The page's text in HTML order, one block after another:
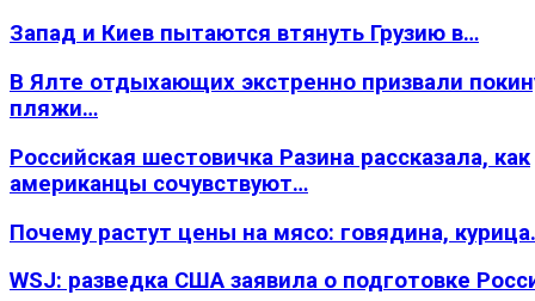
Запад и Киев пытаются втянуть Грузию в…
В Ялте отдыхающих экстренно призвали
пляжи…
Российская шестовичка Разина рассказала, как
американцы сочувствуют…
Почему растут цены на мясо: говядина,
WSJ: разведка США заявила о подготовке